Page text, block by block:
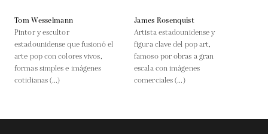
Tom Wesselmann
Pintor y escultor
estadounidense que fusionó el
arte pop con colores vivos,
formas simples e imágenes
cotidianas (...)
James Rosenquist
Artista estadounidense y
figura clave del pop art,
famoso por obras a gran
escala con imágenes
comerciales (...)